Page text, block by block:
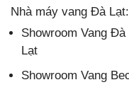
Nhà máy vang Đà
Showroom Vang
Lạt
Showroom Vang